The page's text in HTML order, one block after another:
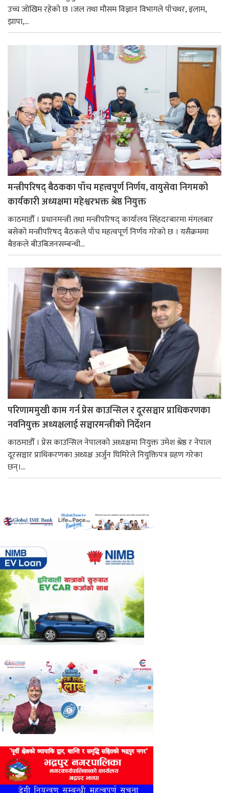
उच्च जोखिम रहेको छ ।जल तथा मौसम विज्ञान विभागले पाँचथर, इलाम,
झापा,...
मन्त्रीपरिषद् बैठकका पाँच महत्त्वपूर्ण निर्णय, वायुसेवा निगमको
कार्यकारी अध्यक्षमा महेश्वरभक्त श्रेष्ठ नियुक्त
काठमाडौँ । प्रधानमन्त्री तथा मन्त्रीपरिषद् कार्यालय सिंहदरबारमा मंगलबार
बसेको मन्त्रीपरिषद् बैठकले पाँच महत्वपूर्ण निर्णय गरेको छ । यसैक्रममा
बैडकले बीउबिजनसम्बन्धी...
परिणाममुखी काम गर्न प्रेस काउन्सिल र दूरसञ्चार प्राधिकरणका
नवनियुक्त अध्यक्षलाई सञ्चारमन्त्रीको निर्देशन
काठमाडौँ । प्रेस काउन्सिल नेपालको अध्यक्षमा नियुक्त उमेश श्रेष्ठ र नेपाल
दूरसञ्चार प्राधिकरणका अध्यक्ष अर्जुन घिमिरेले नियुक्तिपत्र ग्रहण गरेका
छन्।...